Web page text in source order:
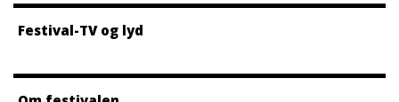
Festival-TV og lyd